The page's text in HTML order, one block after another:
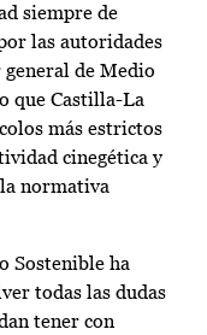
siempre de
las autoridades
de Medio
que Castilla-La
más estrictos
cinegética y
normativa
Sostenible ha
todas las dudas
tener con